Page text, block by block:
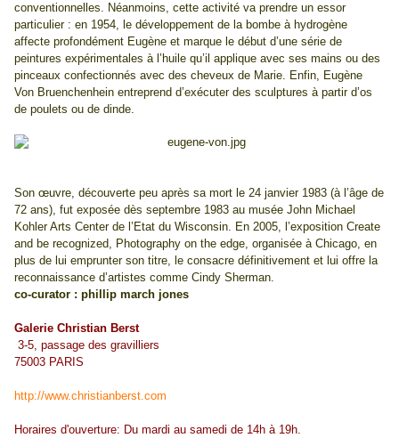
conventionnelles. Néanmoins, cette activité va prendre un essor
particulier : en 1954, le développement de la bombe à hydrogène
affecte profondément Eugène et marque le début d’une série de
peintures expérimentales à l’huile qu’il applique avec ses mains ou des
pinceaux confectionnés avec des cheveux de Marie. Enfin, Eugène
Von Bruenchenhein entreprend d’exécuter des sculptures à partir d’os
de poulets ou de dinde.
Son œuvre, découverte peu après sa mort le 24 janvier 1983 (à l’âge de
72 ans), fut exposée dès septembre 1983 au musée John Michael
Kohler Arts Center de l’Etat du Wisconsin. En 2005, l’exposition Create
and be recognized, Photography on the edge, organisée à Chicago, en
plus de lui emprunter son titre, le consacre définitivement et lui offre la
reconnaissance d’artistes comme Cindy Sherman.
co-curator : phillip march jones
Galerie Christian Berst
3-5, passage des gravilliers
75003 PARIS
http://www.christianberst.com
Horaires d'ouverture: Du mardi au samedi de 14h à 19h.